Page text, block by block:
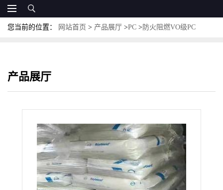
您当前的位置： 网站首页 > 产品展厅 >PC >防火阻燃VO级PC
产品展厅